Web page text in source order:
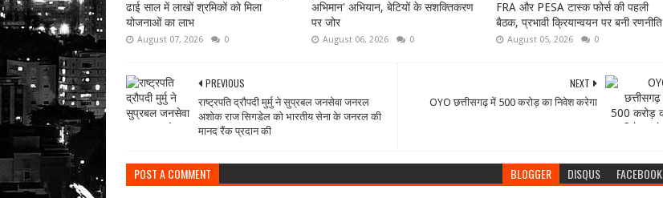
ढाई साल में लाखों श्रमिकों को मिला
योजनाओं का लाभ
August 07, 2026 0
अभिमान' अभियान, बेटियों के सशक्तिकरण
पर जोर
August 06, 2026 0
FRA और PESA टास्क फोर्स की पहली
बैठक, प्रभावी क्रियान्वयन पर बनी रणनीति
August 05, 2026 0
NEXT
OYO छत्तीसगढ़ में 500 करोड़ का निवेश करेगा
PREVIOUS
राष्ट्रपति द्रौपदी मुर्मु ने सुप्रबल जनसेवा जनरल
अशोक राज सिगडेल को भारतीय सेना के जनरल की
मानद रैंक प्रदान की
POST A COMMENT BLOGGER DISQUS FACEBOOK